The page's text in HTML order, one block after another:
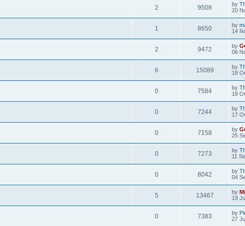
2 9508 by
20
1 8650 by
14
2 9472 by
06
6 15089 by
18
0 7584 by
18
0 7244 by
17
0 7158 by
25
0 7273 by
11
0 8042 by
04
5 13467 by
19
0 7383 by
27